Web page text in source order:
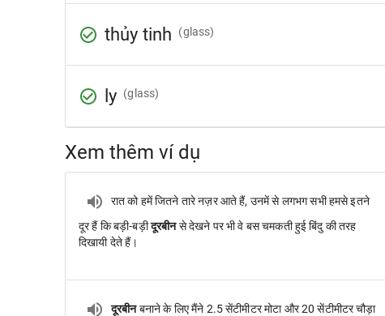
thủy tinh (glass)
ly (glass)
Xem thêm ví dụ
रात को हमें जितने तारे नज़र आते हैं, उनमें से लगभग सभी हमसे इतने
दूर हैं कि बड़ी-बड़ीदूरबीनसे देखने पर भी वे बस चमकती हुई बिंदु की तरह
दिखायी देते हैं।
दूरबीनबनाने के लिए मैंने 2.5 सेंटीमीटर मोटा और 20 सेंटीमीटर चौड़ा